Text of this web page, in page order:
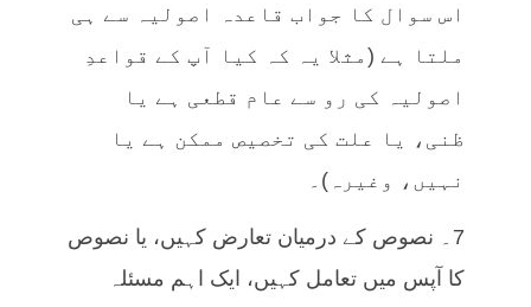
اس سوال کا جواب قاعدہ اصولیہ سے ہی
ملتا ہے (مثلا یہ کہ کیا آپ کے قواعدِ
اصولیہ کی رو سے عام قطعی ہے یا
ظنی، یا علت کی تخصیص ممکن ہے یا
نہیں، وغیرہ)۔
7۔ نصوص کے درمیان تعارض کہیں، یا نصوص
کا آپس میں تعامل کہیں، ایک اہم مسئلہ